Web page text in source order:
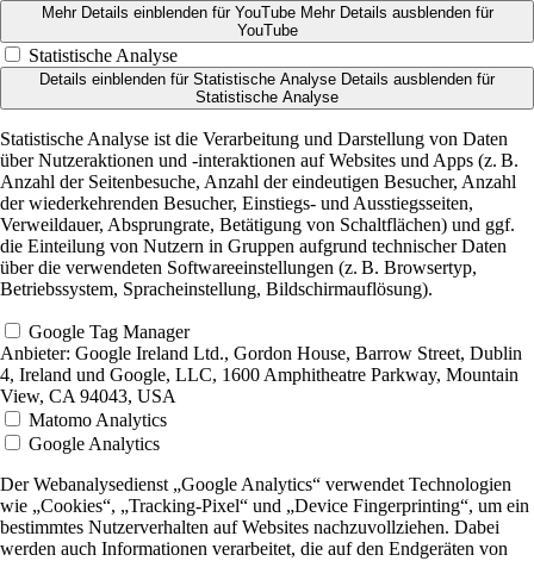
Mehr Details einblendenfür YouTube Mehr Details ausblendenfür
YouTube
Statistische Analyse
Details einblenden für Statistische Analyse Details ausblenden für
Statistische Analyse
Statistische Analyse ist die Verarbeitung und Darstellung von Daten
über Nutzeraktionen und -interaktionen auf Websites und Apps (z. B.
Anzahl der Seitenbesuche, Anzahl der eindeutigen Besucher, Anzahl
der wiederkehrenden Besucher, Einstiegs- und Ausstiegsseiten,
Verweildauer, Absprungrate, Betätigung von Schaltflächen) und ggf.
die Einteilung von Nutzern in Gruppen aufgrund technischer Daten
über die verwendeten Softwareeinstellungen (z. B. Browsertyp,
Betriebssystem, Spracheinstellung, Bildschirmauflösung).
Google Tag Manager
Anbieter: Google Ireland Ltd., Gordon House, Barrow Street, Dublin
4, Ireland und Google, LLC, 1600 Amphitheatre Parkway, Mountain
View, CA 94043, USA
Matomo Analytics
Google Analytics
Der Webanalysedienst „Google Analytics“ verwendet Technologien
wie „Cookies“, „Tracking-Pixel“ und „Device Fingerprinting“, um ein
bestimmtes Nutzerverhalten auf Websites nachzuvollziehen. Dabei
werden auch Informationen verarbeitet, die auf den Endgeräten von